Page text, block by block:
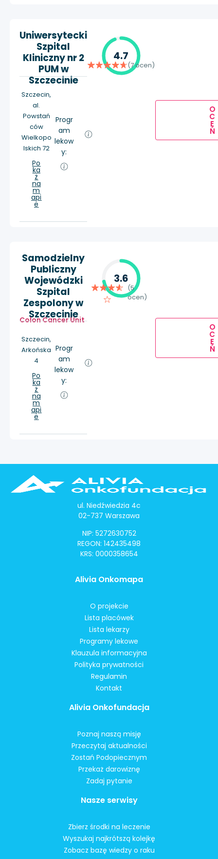
Uniwersytecki
Szpital
Kliniczny nr 2
PUM w
Szczecinie
Szczecin,
al.
Powstań
ców
Wielkopo
lskich 72
Po
ka
ż
na
m
api
e
Progr
am
lekow
y:
4.7
(7 ocen)
O
C
E
Ń
Samodzielny
Publiczny
Wojewódzki
Szpital
Zespolony w
Szczecinie
Colon Cancer Unit
Szczecin,
Arkońska
4
Po
ka
ż
na
m
api
e
Progr
am
lekow
y:
3.6
(5
ocen)
O
C
E
Ń
ul. Niedźwiedzia 4c
02-737 Warszawa
NIP: 5272630752
REGON: 142435498
KRS: 0000358654
Alivia Onkomapa
O projekcie
Lista placówek
Lista lekarzy
Programy lekowe
Klauzula informacyjna
Polityka prywatności
Regulamin
Kontakt
Alivia Onkofundacja
Poznaj naszą misję
Przeczytaj aktualności
Zostań Podopiecznym
Przekaż darowiznę
Zadaj pytanie
Nasze serwisy
Zbierz środki na leczenie
Wyszukaj najkrótszą kolejkę
Zobacz bazę wiedzy o raku